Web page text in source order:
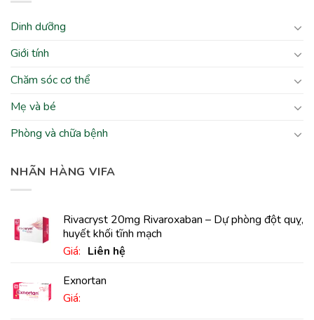
Dinh dưỡng
Giới tính
Chăm sóc cơ thể
Mẹ và bé
Phòng và chữa bệnh
NHÃN HÀNG VIFA
Rivacryst 20mg Rivaroxaban – Dự phòng đột quỵ,
huyết khối tĩnh mạch
Giá: Liên hệ
Exnortan
Giá: